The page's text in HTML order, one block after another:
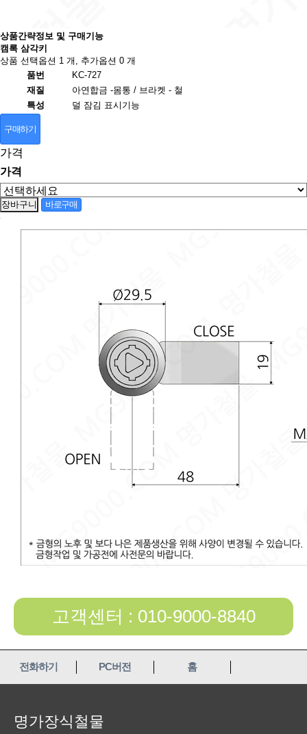
상품간략정보 및 구매기능
캠록 삼각키
상품 선택옵션 1 개, 추가옵션 0 개
품번
KC-727
재질
아연합금 -몸통 / 브라켓 - 철
특성
덜 잠김 표시기능
구매하기
가격
가격
고객센터 : 010-9000-8840
전화하기 PC버전 홈
명가장식철물